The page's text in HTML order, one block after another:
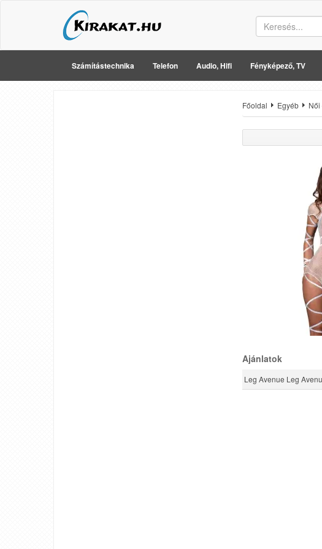
Számítástechnika Telefon Audio, Hifi Fényképező, TV
Főoldal Egyéb Női
Ajánlatok
Leg Avenue Leg